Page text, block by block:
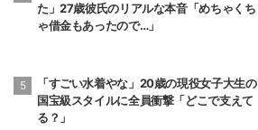
た」27歳彼氏のリアルな本音「めちゃくち
ゃ借金もあったので…」
「すごい水着やな」20歳の現役女子大生の
国宝級スタイルに全員衝撃「どこで支えて
る？」